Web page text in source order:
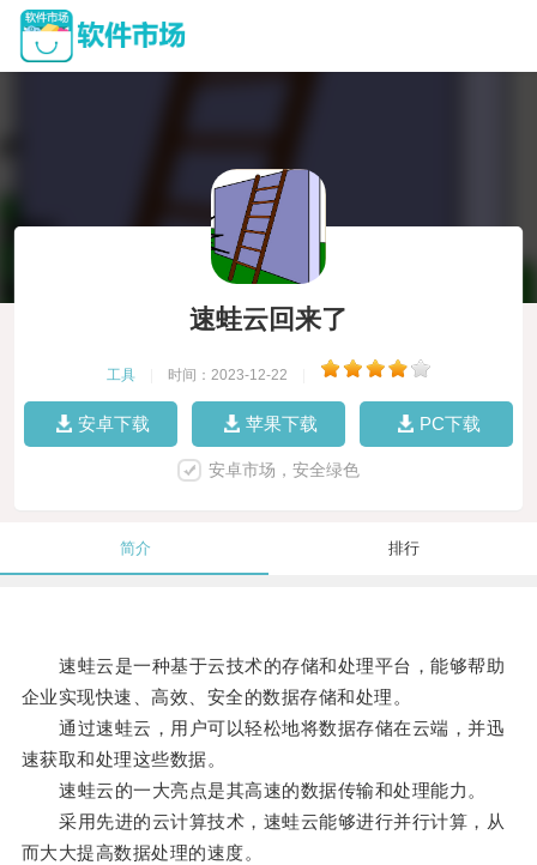
速蛙云回来了
工具 时间：2023-12-22
安卓下载 苹果下载 PC下载
安卓市场，安全绿色
简介 排行
速蛙云是一种基于云技术的存储和处理平台，能够帮助
企业实现快速、高效、安全的数据存储和处理。
通过速蛙云，用户可以轻松地将数据存储在云端，并迅
速获取和处理这些数据。
速蛙云的一大亮点是其高速的数据传输和处理能力。
采用先进的云计算技术，速蛙云能够进行并行计算，从
而大大提高数据处理的速度。